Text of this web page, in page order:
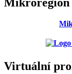
Virtuální